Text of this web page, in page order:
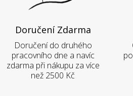
Doručení Zdarma
Doručení do druhého
pracovního dne a navíc
zdarma při nákupu za více
než 2500 Kč